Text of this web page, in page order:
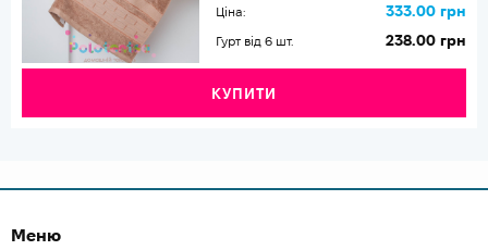
Ціна: 333.00 грн
Гурт від 6 шт. 238.00 грн
КУПИТИ
Меню